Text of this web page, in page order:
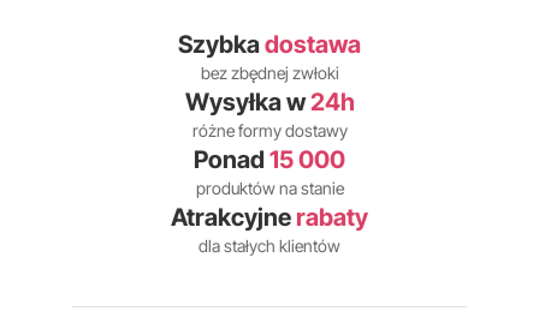
Szybkadostawa
bez zbędnej zwłoki
Wysyłka w24h
różne formy dostawy
Ponad 15 000
produktów na stanie
Atrakcyjne rabaty
dla stałych klientów